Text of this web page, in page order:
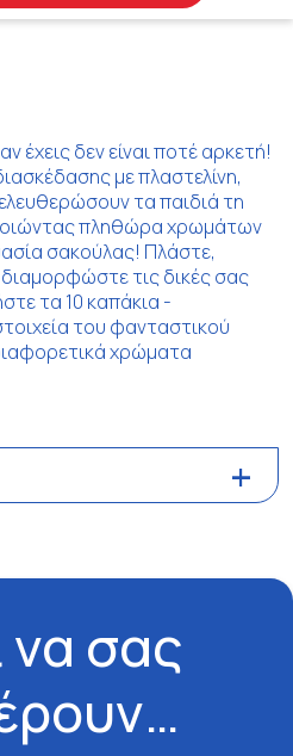
έχεις δεν είναι ποτέ αρκετή!
με πλαστελίνη,
τα παιδιά τη
πληθώρα χρωμάτων
σακούλας! Πλάστε,
τις δικές σας
τα 10 καπάκια -
του φανταστικού
χρώματα
σας